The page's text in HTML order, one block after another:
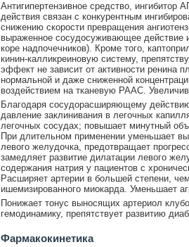
Антигипертензивное средство, ингибитор
действия связан с конкурентным
снижению скорости превращения
выраженное сосудосуживающее действие
коре надпочечников). Кроме того,
кинин-калликреиновую систему,
эффект не зависит от активности ренина
нормальной и даже сниженной
воздействием на тканевую РААС.
Благодаря сосудорасширяющему
давление заклинивания в легочных
легочных сосудах; повышает минутный
При длительном применении уменьшает
левого желудочка, предотвращает
замедляет развитие дилатации левого
содержания натрия у пациентов с
Расширяет артерии в большей степени,
ишемизированного миокарда. Уменьшает
Понижает тонус выносящих артериол
гемодинамику, препятствует развитию
Фармакокинетика